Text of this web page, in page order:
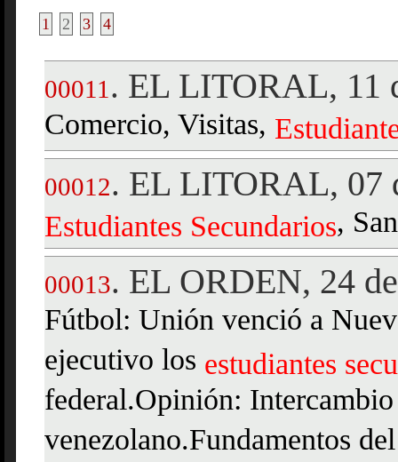
1 2 3 4
00011 . EL LITORAL, 11
Comercio, Visitas,
00012. EL LITORAL, 07
Estudiantes Secundarios,
00013. EL ORDEN, 24
Fútbol: Unión venció a
ejecutivo los estudiantes
federal.Opinión:
venezolano.Fundamentos